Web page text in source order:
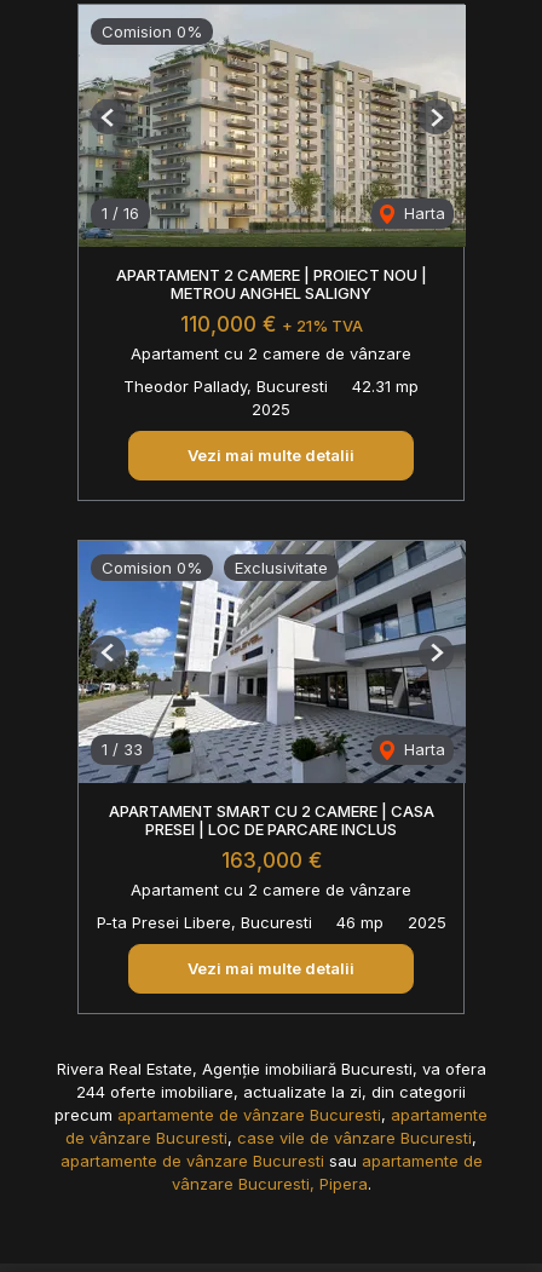
Comision 0%
1 / 16 Harta
Previous Next
APARTAMENT 2 CAMERE | PROIECT NOU |
METROU ANGHEL SALIGNY
110,000 € + 21% TVA
Apartament cu 2 camere de vânzare
Theodor Pallady, Bucuresti
42.31 mp
2025
Vezi mai multe detalii
Comision 0% Exclusivitate
1 / 33 Harta
Previous Next
APARTAMENT SMART CU 2 CAMERE | CASA
PRESEI | LOC DE PARCARE INCLUS
163,000 €
Apartament cu 2 camere de vânzare
P-ta Presei Libere, Bucuresti
46 mp 2025
Vezi mai multe detalii
Rivera Real Estate, Agenție imobiliară Bucuresti, va ofera
244 oferte imobiliare, actualizate la zi, din categorii
precum apartamente de vânzare Bucuresti, apartamente
de vânzare Bucuresti, case vile de vânzare Bucuresti,
apartamente de vânzare Bucuresti sau apartamente de
vânzare Bucuresti, Pipera.